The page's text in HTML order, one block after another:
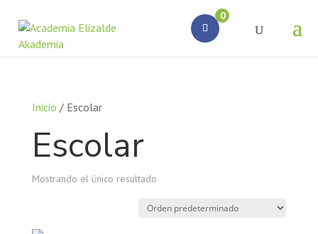
0
productos
Inicio / Escolar
Escolar
Mostrando el único resultado